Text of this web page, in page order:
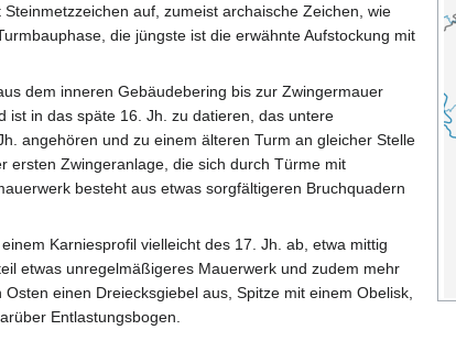
auf, zumeist archaische Zeichen, wie
die jüngste ist die erwähnte Aufstockung mit
dem inneren Gebäudebering bis zur Zwingermauer
ist in das späte 16. Jh. zu datieren, das untere
angehören und zu einem älteren Turm an gleicher Stelle
ersten Zwingeranlage, die sich durch Türme mit
besteht aus etwas sorgfältigeren Bruchquadern
Karniesprofil vielleicht des 17. Jh. ab, etwa mittig
etwas unregelmäßigeres Mauerwerk und zudem mehr
einen Dreiecksgiebel aus, Spitze mit einem Obelisk,
Entlastungsbogen.